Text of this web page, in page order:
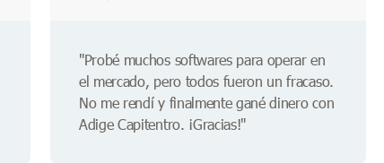
"Probé muchos softwares para operar en
el mercado, pero todos fueron un fracaso.
No me rendí y finalmente gané dinero con
Adige Capitentro. ¡Gracias!"